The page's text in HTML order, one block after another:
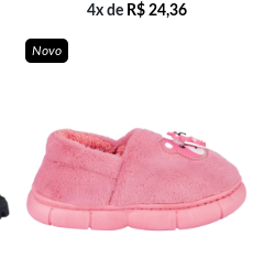
4x de R$24,36
Novo